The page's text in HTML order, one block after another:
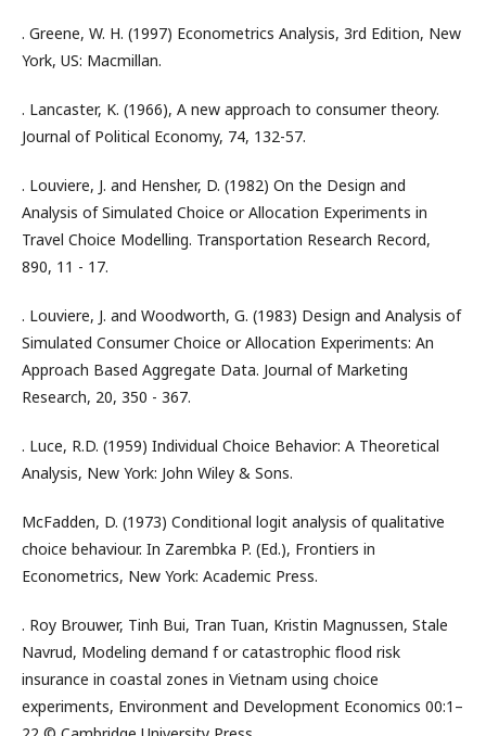
. Greene, W. H. (1997) Econometrics Analysis, 3rd Edition, New
York, US: Macmillan.
. Lancaster, K. (1966), A new approach to consumer theory.
Journal of Political Economy, 74, 132-57.
. Louviere, J. and Hensher, D. (1982) On the Design and
Analysis of Simulated Choice or Allocation Experiments in
Travel Choice Modelling. Transportation Research Record,
890, 11 - 17.
. Louviere, J. and Woodworth, G. (1983) Design and Analysis of
Simulated Consumer Choice or Allocation Experiments: An
Approach Based Aggregate Data. Journal of Marketing
Research, 20, 350 - 367.
. Luce, R.D. (1959) Individual Choice Behavior: A Theoretical
Analysis, New York: John Wiley & Sons.
McFadden, D. (1973) Conditional logit analysis of qualitative
choice behaviour. In Zarembka P. (Ed.), Frontiers in
Econometrics, New York: Academic Press.
. Roy Brouwer, Tinh Bui, Tran Tuan, Kristin Magnussen, Stale
Navrud, Modeling demand f or catastrophic ﬂood risk
insurance in coastal zones in Vietnam using choice
experiments, Environment and Development Economics 00:1–